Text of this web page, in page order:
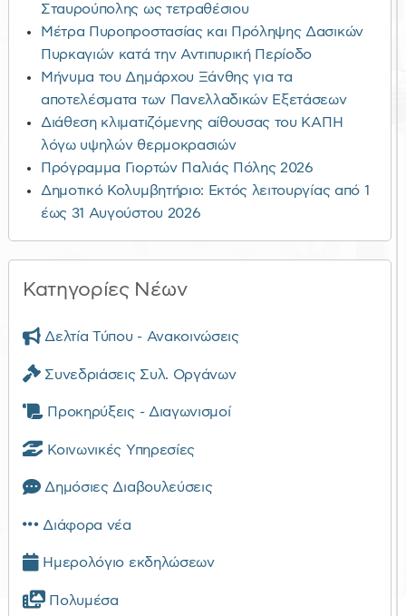
Σταυρούπολης ως τετραθέσιου
Μέτρα Πυροπροστασίας και Πρόληψης Δασικών
Πυρκαγιών κατά την Αντιπυρική Περίοδο
Μήνυμα του Δημάρχου Ξάνθης για τα
αποτελέσματα των Πανελλαδικών Εξετάσεων
Διάθεση κλιματιζόμενης αίθουσας του ΚΑΠΗ
λόγω υψηλών θερμοκρασιών
Πρόγραμμα Γιορτών Παλιάς Πόλης 2026
Δημοτικό Κολυμβητήριο: Εκτός λειτουργίας από 1
έως 31 Αυγούστου 2026
Κατηγορίες Νέων
Δελτία Τύπου - Ανακοινώσεις
Συνεδριάσεις Συλ. Οργάνων
Προκηρύξεις - Διαγωνισμοί
Κοινωνικές Υπηρεσίες
Δημόσιες Διαβουλεύσεις
Διάφορα νέα
Ημερολόγιο εκδηλώσεων
Πολυμέσα